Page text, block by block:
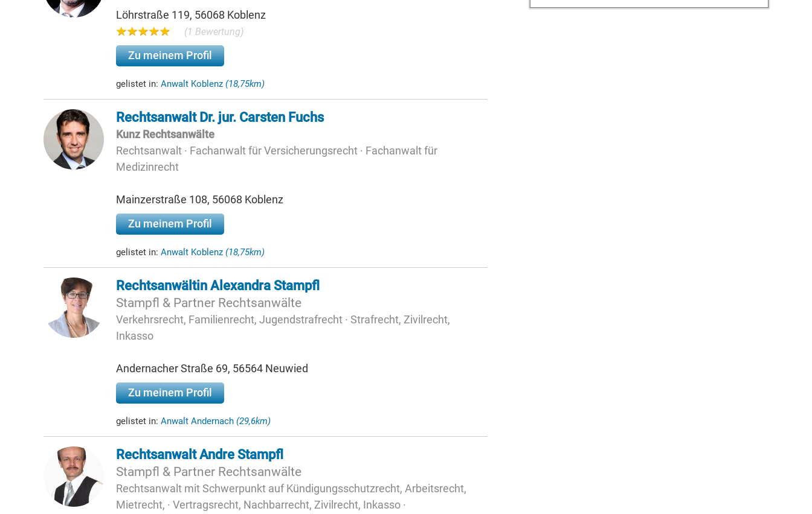
Löhrstraße 119, 56068 Koblenz
(1 Bewertung)
Zu meinem Profil
gelistet in: Anwalt Koblenz (18,75km)
Rechtsanwalt Dr. jur. Carsten Fuchs
Kunz Rechtsanwälte
Rechtsanwalt · Fachanwalt für Versicherungsrecht · Fachanwalt für
Medizinrecht
Mainzerstraße 108, 56068 Koblenz
Zu meinem Profil
gelistet in: Anwalt Koblenz (18,75km)
Rechtsanwältin Alexandra Stampfl
Stampfl & Partner Rechtsanwälte
Verkehrsrecht, Familienrecht, Jugendstrafrecht · Strafrecht, Zivilrecht,
Inkasso
Andernacher Straße 69, 56564 Neuwied
Zu meinem Profil
gelistet in: Anwalt Andernach (29,6km)
Rechtsanwalt Andre Stampfl
Stampfl & Partner Rechtsanwälte
Rechtsanwalt mit Schwerpunkt auf Kündigungsschutzrecht, Arbeitsrecht,
Mietrecht, · Vertragsrecht, Nachbarrecht, Zivilrecht, Inkasso ·